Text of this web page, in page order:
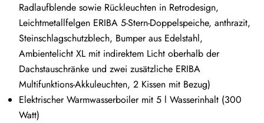
Radlaufblende sowie Rückleuchten in Retrodesign,
Leichtmetallfelgen ERIBA 5-Stern-Doppelspeiche, anthrazit,
Steinschlagschutzblech, Bumper aus Edelstahl,
Ambientelicht XL mit indirektem Licht oberhalb der
Dachstauschränke und zwei zusätzliche ERIBA
Multifunktions-Akkuleuchten, 2 Kissen mit Bezug)
Elektrischer Warmwasserboiler mit 5 l Wasserinhalt (300
Watt)